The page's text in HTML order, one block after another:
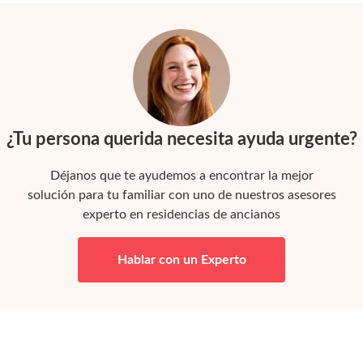
¿Tu persona querida necesita ayuda urgente?
Déjanos que te ayudemos a encontrar la mejor
solución para tu familiar con uno de nuestros asesores
experto en residencias de ancianos
Hablar con un Experto